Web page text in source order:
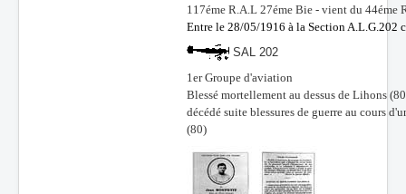
117éme R.A.L 27éme Bie - vient du 44éme
Entre le 28/05/1916 à la Section A.L.G.202
SAL 202
1er Groupe d'aviation
Blessé mortellement au dessus de Lihons
décédé suite blessures de guerre au cours
(80)